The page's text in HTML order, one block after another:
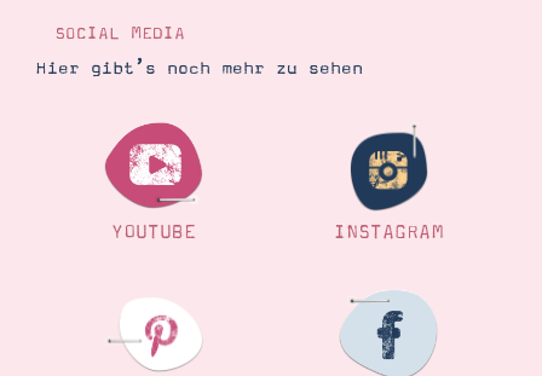
Produkte erklärt
Über mich
Über Stampin’ Up!
SOCIAL MEDIA
Hier gibt’s noch mehr zu sehen
YOUTUBE INSTAGRAM